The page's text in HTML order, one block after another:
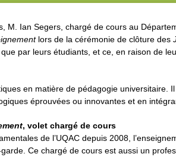
M. Ian Segers, chargé de cours au
lors de la cérémonie de clôture des
par leurs étudiants, et ce, en raison de
en matière de pédagogie universitaire.
éprouvées ou innovantes et en
, volet chargé de cours
de l’UQAC depuis 2008,
Ce chargé de cours est aussi un